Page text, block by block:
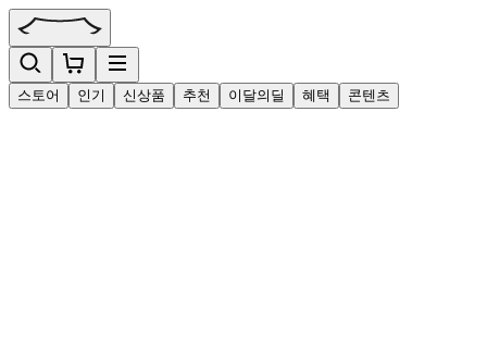
스토어 인기 신상품 추천 이달의딜 혜택 콘텐츠